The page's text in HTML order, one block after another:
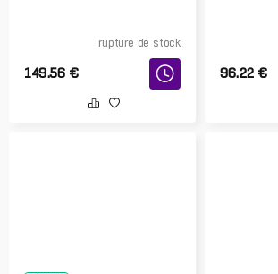
rupture de stock
149.56 € 96.22 €